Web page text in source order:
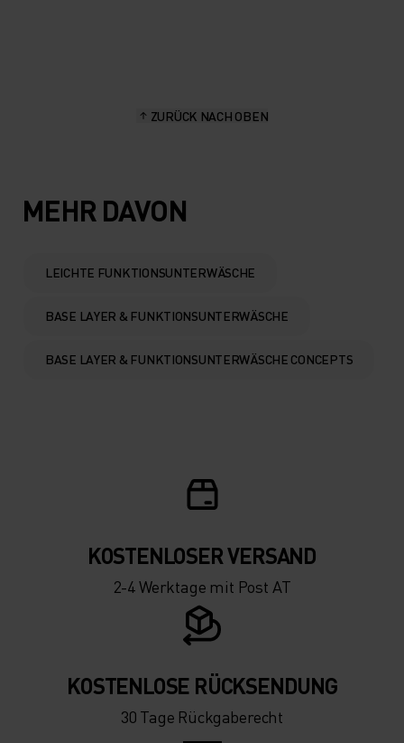
5°
0°
-5°
-10°
-25°
-30°
-5°
-10°
-25°
-30°
ZURÜCK NACH OBEN
MEHR DAVON
LEICHTE FUNKTIONSUNTERWÄSCHE
BASE LAYER & FUNKTIONSUNTERWÄSCHE
BASE LAYER & FUNKTIONSUNTERWÄSCHE CONCEPTS
KOSTENLOSER VERSAND
2-4 Werktage mit Post AT
KOSTENLOSE RÜCKSENDUNG
30 Tage Rückgaberecht